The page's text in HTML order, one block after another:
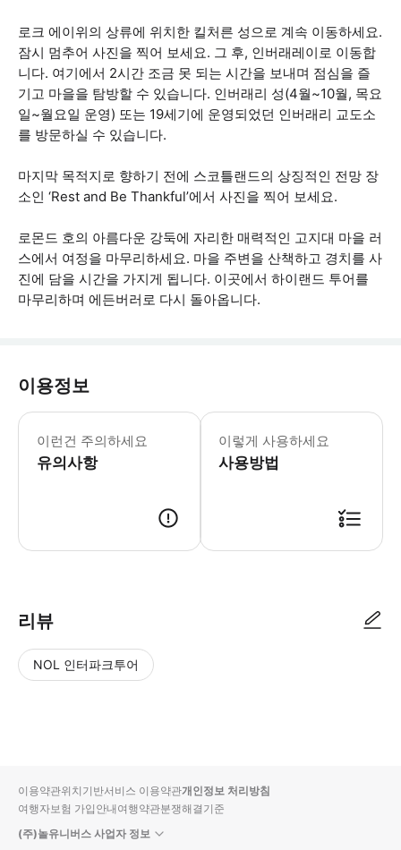
로크 에이위의 상류에 위치한 킬처른 성으로 계속 이동하세요.
잠시 멈추어 사진을 찍어 보세요. 그 후, 인버래레이로 이동합
니다. 여기에서 2시간 조금 못 되는 시간을 보내며 점심을 즐
기고 마을을 탐방할 수 있습니다. 인버래리 성(4월~10월, 목요
일~월요일 운영) 또는 19세기에 운영되었던 인버래리 교도소
를 방문하실 수 있습니다.
마지막 목적지로 향하기 전에 스코틀랜드의 상징적인 전망 장
소인 ‘Rest and Be Thankful’에서 사진을 찍어 보세요.
로몬드 호의 아름다운 강둑에 자리한 매력적인 고지대 마을 러
스에서 여정을 마무리하세요. 마을 주변을 산책하고 경치를 사
진에 담을 시간을 가지게 됩니다. 이곳에서 하이랜드 투어를
마무리하며 에든버러로 다시 돌아옵니다.
이용정보
이런건 주의하세요
유의사항
* 소요시간 : 600분 (옵션에 따라 소
이렇게 사용하세요
사용방법
리뷰
NOL 인터파크투어
입니
다.
순
상
이용약관위치기반서비스 이용약관개인정보 처리방침
여행자보험 가입안내여행약관분쟁해결기준
(주)놀유니버스 사업자 정보